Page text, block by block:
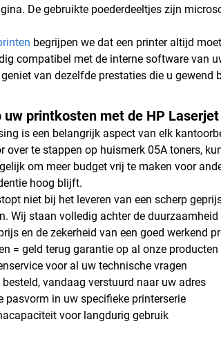
De gebruikte poederdeeltjes zijn
begrijpen we dat een printer altijd
compatibel met de interne software van
van dezelfde prestaties die u
uw printkosten met de HP
is een belangrijk aspect van elk
over te stappen op huismerk 05A toners,
om meer budget vrij te maken voor
hoog blijft.
niet bij het leveren van een scherp
Wij staan volledig achter de
en de zekerheid van een goed werkend
= geld terug garantie op al onze producten
voor al uw technische vragen
vandaag verstuurd naar uw adres
pasvorm in uw specifieke printerserie
voor langdurig gebruik